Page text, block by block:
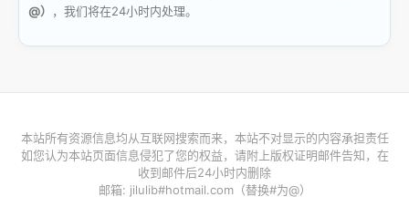
@）
，我们将在24小时内处理。
本站所有资源信息均从互联网搜索而来，本站不对显示的内容承担责任
如您认为本站页面信息侵犯了您的权益，请附上版权证明邮件告知，在
收到邮件后24小时内删除
邮箱: jilulib#hotmail.com（替换#为@）